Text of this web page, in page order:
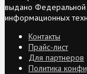
выдано Федеральной
информационных
Контакты
Прайс-лист
Для партнеров
Политика